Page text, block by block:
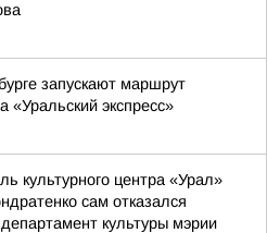
запускают маршрут
«Уральский экспресс»
культурного центра «Урал»
сам отказался
культуры мэрии